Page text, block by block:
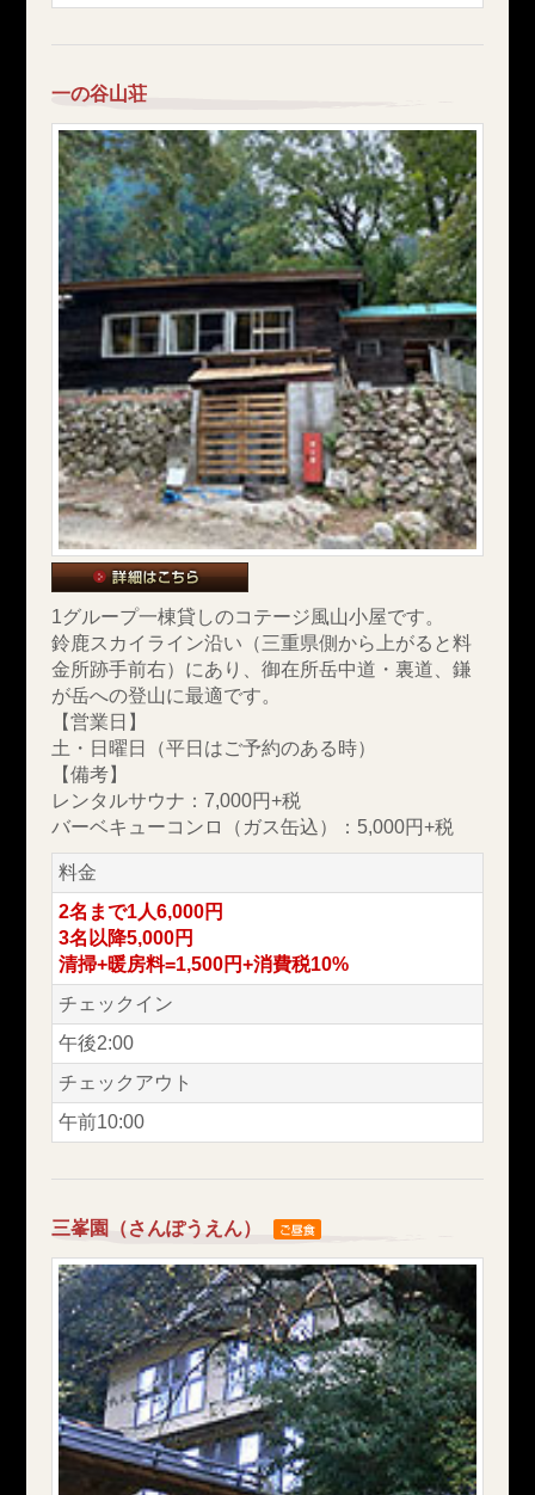
一の谷山荘
1グループ一棟貸しのコテージ風山小屋です。
鈴鹿スカイライン沿い（三重県側から上がると料
金所跡手前右）にあり、御在所岳中道・裏道、鎌
が岳への登山に最適です。
【営業日】
土・日曜日（平日はご予約のある時）
【備考】
レンタルサウナ：7,000円+税
バーベキューコンロ（ガス缶込）：5,000円+税
料金
2名まで1人6,000円
3名以降5,000円
清掃+暖房料=1,500円+消費税10%
チェックイン
午後2:00
チェックアウト
午前10:00
三峯園（さんぽうえん）